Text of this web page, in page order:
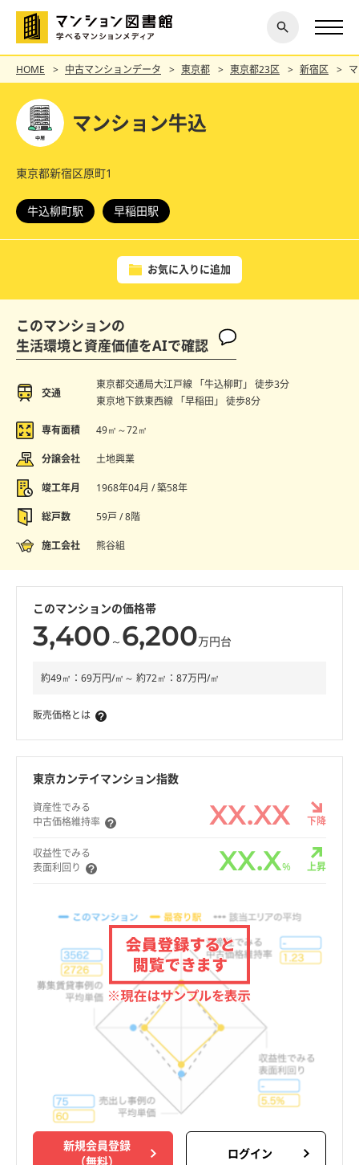
探す
閉じ
る
HOME 中古マンションデータ 東京都 東京都23区 新宿区
マンション牛込
東京都新宿区原町1
牛込柳町駅 早稲田駅
お気に入りに追加
このマンションの
生活環境と資産価値をAIで確認
交通
東京都交通局大江戸線 「牛込柳町」 徒歩3分
東京地下鉄東西線 「早稲田」 徒歩8分
専有面積 49㎡～72㎡
分譲会社 土地興業
竣工年月 1968年04月 / 築58年
総戸数 59戸 / 8階
施工会社 熊谷組
このマンションの価格帯
3,400 ～ 6,200万円台
約49㎡：69万円/㎡～ 約72㎡：87万円/㎡
販売価格とは
東京カンテイマンション指数
資産性でみる
中古価格維持率
XX.XX 下降
収益性でみる
表面利回り
XX.X% 上昇
新規会員登録
（無料）
ログイン